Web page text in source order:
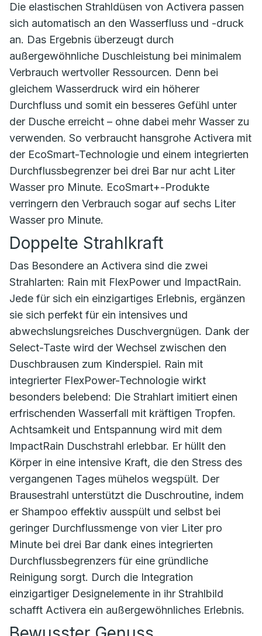
Die elastischen Strahldüsen von Activera passen
sich automatisch an den Wasserfluss und -druck
an. Das Ergebnis überzeugt durch
außergewöhnliche Duschleistung bei minimalem
Verbrauch wertvoller Ressourcen. Denn bei
gleichem Wasserdruck wird ein höherer
Durchfluss und somit ein besseres Gefühl unter
der Dusche erreicht – ohne dabei mehr Wasser zu
verwenden. So verbraucht hansgrohe Activera mit
der EcoSmart-Technologie und einem integrierten
Durchflussbegrenzer bei drei Bar nur acht Liter
Wasser pro Minute. EcoSmart+-Produkte
verringern den Verbrauch sogar auf sechs Liter
Wasser pro Minute.
Doppelte Strahlkraft
Das Besondere an Activera sind die zwei
Strahlarten: Rain mit FlexPower und ImpactRain.
Jede für sich ein einzigartiges Erlebnis, ergänzen
sie sich perfekt für ein intensives und
abwechslungsreiches Duschvergnügen. Dank der
Select-Taste wird der Wechsel zwischen den
Duschbrausen zum Kinderspiel. Rain mit
integrierter FlexPower-Technologie wirkt
besonders belebend: Die Strahlart imitiert einen
erfrischenden Wasserfall mit kräftigen Tropfen.
Achtsamkeit und Entspannung wird mit dem
ImpactRain Duschstrahl erlebbar. Er hüllt den
Körper in eine intensive Kraft, die den Stress des
vergangenen Tages mühelos wegspült. Der
Brausestrahl unterstützt die Duschroutine, indem
er Shampoo effektiv ausspült und selbst bei
geringer Durchflussmenge von vier Liter pro
Minute bei drei Bar dank eines integrierten
Durchflussbegrenzers für eine gründliche
Reinigung sorgt. Durch die Integration
einzigartiger Designelemente in ihr Strahlbild
schafft Activera ein außergewöhnliches Erlebnis.